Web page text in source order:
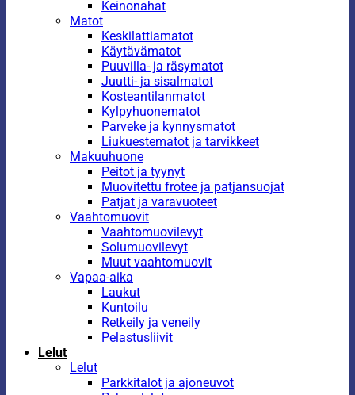
Keinonahat
Matot
Keskilattiamatot
Käytävämatot
Puuvilla- ja räsymatot
Juutti- ja sisalmatot
Kosteantilanmatot
Kylpyhuonematot
Parveke ja kynnysmatot
Liukuestematot ja tarvikkeet
Makuuhuone
Peitot ja tyynyt
Muovitettu frotee ja patjansuojat
Patjat ja varavuoteet
Vaahtomuovit
Vaahtomuovilevyt
Solumuovilevyt
Muut vaahtomuovit
Vapaa-aika
Laukut
Kuntoilu
Retkeily ja veneily
Pelastusliivit
Lelut
Lelut
Parkkitalot ja ajoneuvot